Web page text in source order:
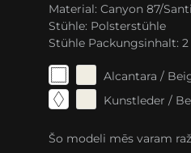
Material: Canyon 87/
Stühle: Polsterstühle
Stühle Packungsinhalt:
Alcantara /
Kunstleder /
Šo modeli mēs varam